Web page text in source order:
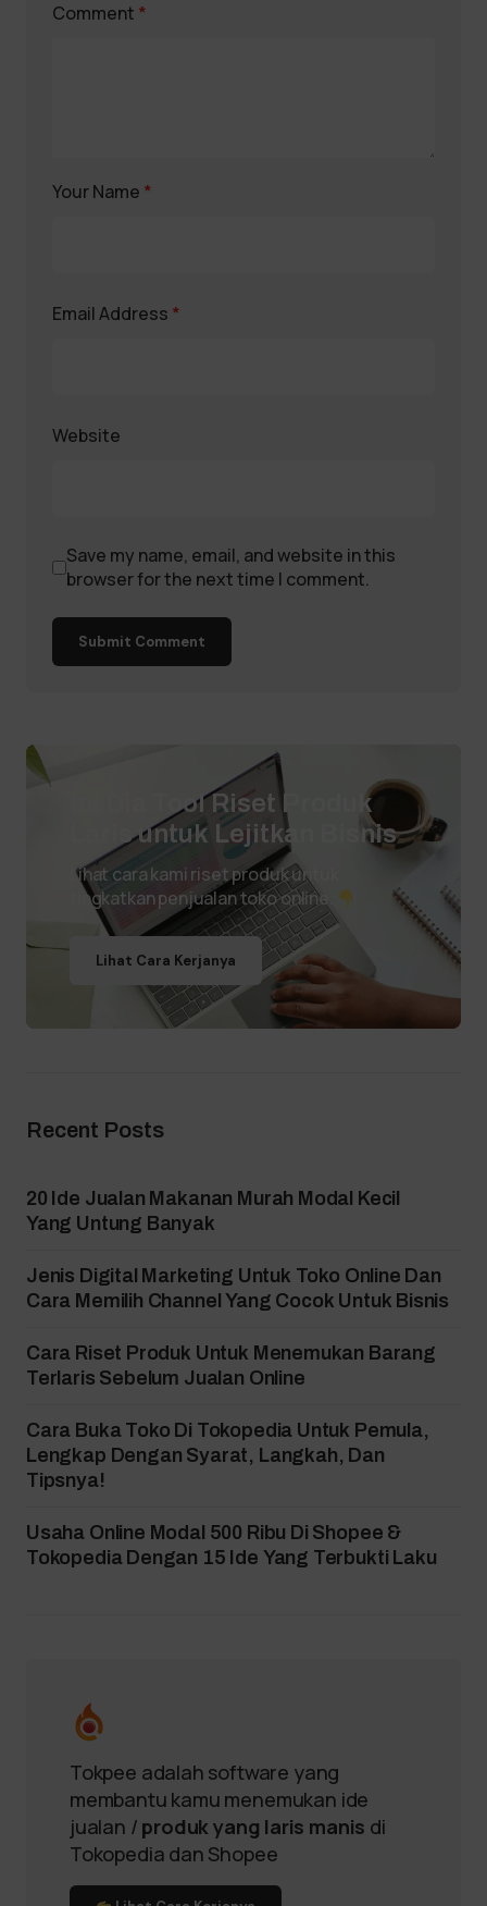
Comment *
Your Name *
Email Address *
Website
Save my name, email, and website in this
browser for the next time I comment.
Submit Comment
Ini Dia Tool Riset Produk
Laris untuk Lejitkan Bisnis
Lihat cara kami riset produk untuk
tingkatkan penjualan toko online.
Lihat Cara Kerjanya
Recent Posts
20 Ide Jualan Makanan Murah Modal Kecil
Yang Untung Banyak
Jenis Digital Marketing Untuk Toko Online Dan
Cara Memilih Channel Yang Cocok Untuk Bisnis
Cara Riset Produk Untuk Menemukan Barang
Terlaris Sebelum Jualan Online
Cara Buka Toko Di Tokopedia Untuk Pemula,
Lengkap Dengan Syarat, Langkah, Dan
Tipsnya!
Usaha Online Modal 500 Ribu Di Shopee &
Tokopedia Dengan 15 Ide Yang Terbukti Laku
Tokpee adalah software yang
membantu kamu menemukan ide
jualan / produk yang laris manis di
Tokopedia dan Shopee